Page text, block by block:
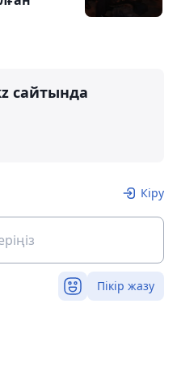
сайтында
Кіру
Пікір жазу